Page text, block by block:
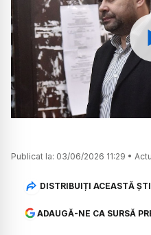
Publicat la: 03/06/2026 11:29 •
DISTRIBUIȚI ACEASTĂ
ADAUGĂ-NE CA SURSĂ